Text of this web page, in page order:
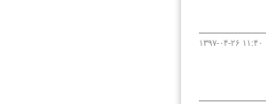
۱۳۹۷-۰۴-۲۶ ۱۱:۴۰